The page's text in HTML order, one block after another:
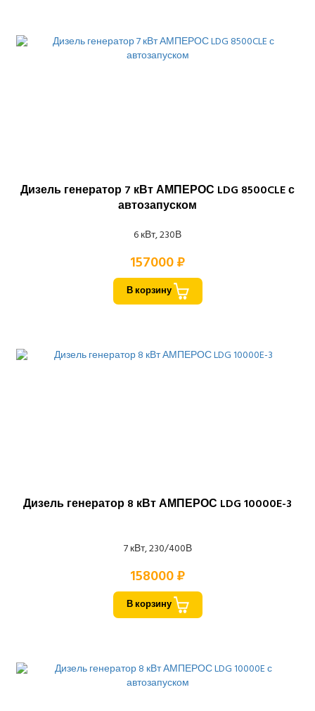
Дизель генератор 7 кВт АМПЕРОС LDG 8500CLE с
автозапуском
6 кВт, 230В
157000 ₽
В корзину
Дизель генератор 8 кВт АМПЕРОС LDG 10000E-3
7 кВт, 230/400В
158000 ₽
В корзину